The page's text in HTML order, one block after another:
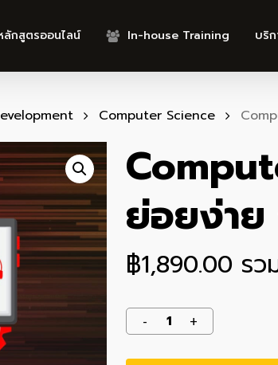
ลักสูตรออนไลน์ In-house Training บริ
Computer Science
ย่อยง่า
฿1,890.00 รว